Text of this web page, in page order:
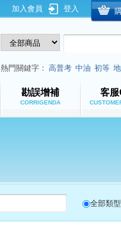
登入
加入會員
熱門關鍵字： 高普考 中油 初等
勘誤增補
CORRIGENDA
客
全部類型